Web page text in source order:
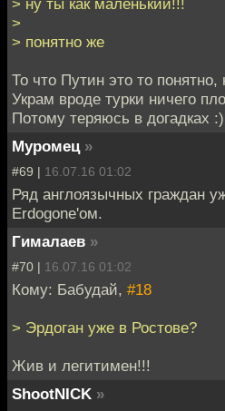
> ну ты как маленький!!!
>
> понятно же
То что Путин это то
Украм вроде турки ничего
Потому теряюсь в догадках :)
Муромец »
#69 | 16.07.16 01:02
Ряд англоязычных граждан
Erdogone'ом.
Гималаев »
#70 | 16.07.16 01:02
Кому: Бабудай, #18
> Эрдоган уже в Ростове?
Жив и легитимен!!!
ShootNICK »